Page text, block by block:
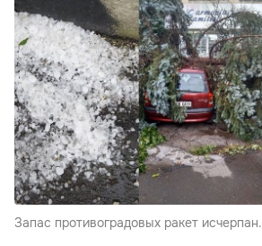
Запас противоградовых ракет исчерпан.